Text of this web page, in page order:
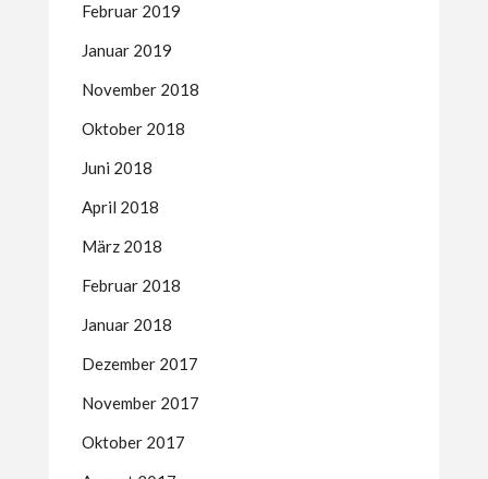
Februar 2019
Januar 2019
November 2018
Oktober 2018
Juni 2018
April 2018
März 2018
Februar 2018
Januar 2018
Dezember 2017
November 2017
Oktober 2017